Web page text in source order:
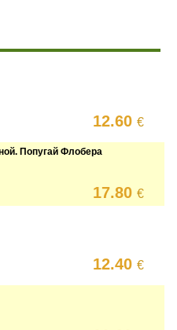
12.60€
Попугай Флобера
17.80€
12.40€